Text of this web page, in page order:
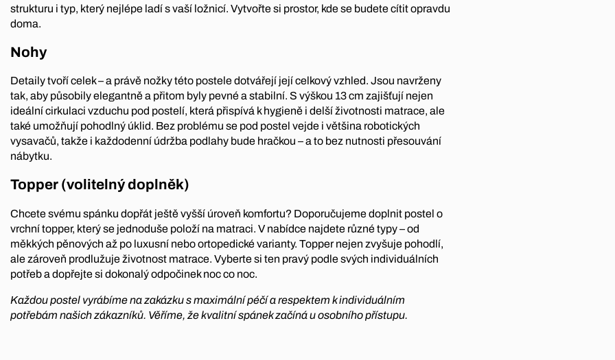
strukturu i typ, který nejlépe ladí s vaší ložnicí. Vytvořte si prostor, kde se budete cítit opravdu
doma.
Nohy
Detaily tvoří celek – a právě nožky této postele dotvářejí její celkový vzhled. Jsou navrženy
tak, aby působily elegantně a přitom byly pevné a stabilní. S výškou 13 cm zajišťují nejen
ideální cirkulaci vzduchu pod postelí, která přispívá k hygieně i delší životnosti matrace, ale
také umožňují pohodlný úklid. Bez problému se pod postel vejde i většina robotických
vysavačů, takže i každodenní údržba podlahy bude hračkou – a to bez nutnosti přesouvání
nábytku.
Topper (volitelný doplněk)
Chcete svému spánku dopřát ještě vyšší úroveň komfortu? Doporučujeme doplnit postel o
vrchní topper, který se jednoduše položí na matraci. V nabídce najdete různé typy – od
měkkých pěnových až po luxusní nebo ortopedické varianty. Topper nejen zvyšuje pohodlí,
ale zároveň prodlužuje životnost matrace. Vyberte si ten pravý podle svých individuálních
potřeb a dopřejte si dokonalý odpočinek noc co noc.
Každou postel vyrábíme na zakázku s maximální péčí a respektem k individuálním
potřebám našich zákazníků. Věříme, že kvalitní spánek začíná u osobního přístupu.